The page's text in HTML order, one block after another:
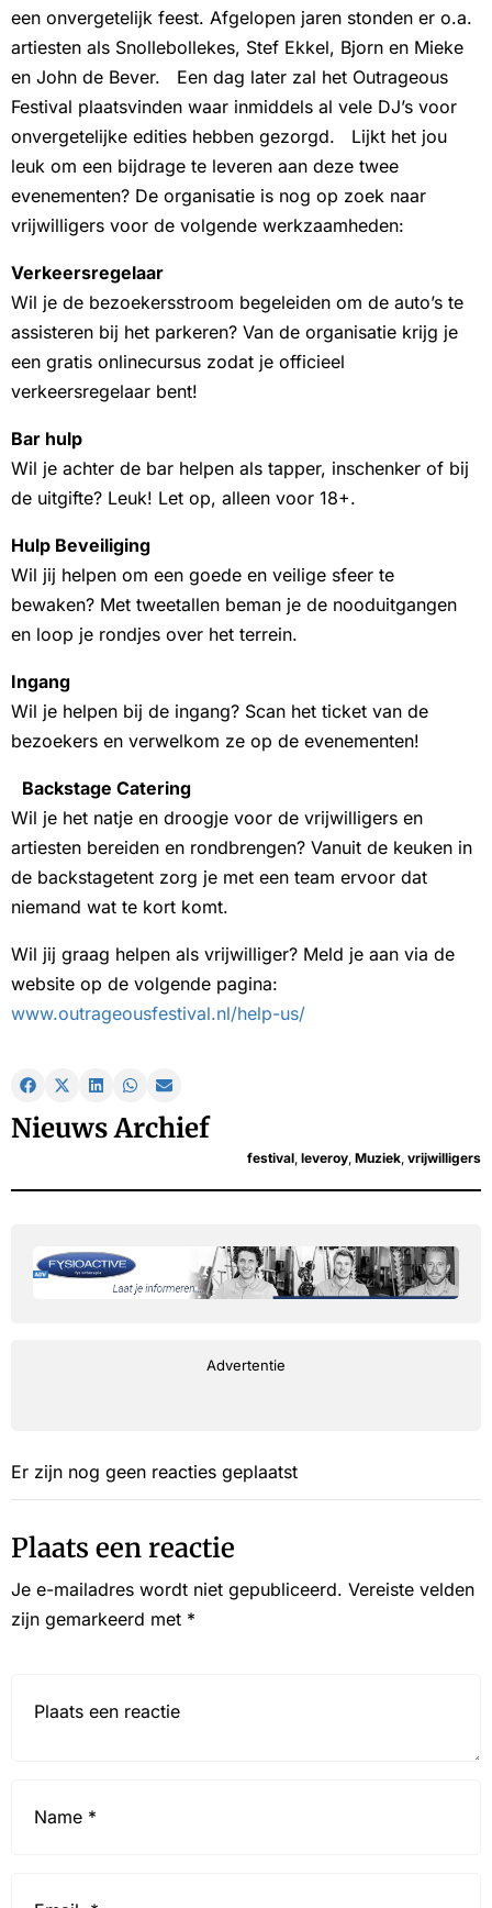
een onvergetelijk feest. Afgelopen jaren stonden er o.a.
artiesten als Snollebollekes, Stef Ekkel, Bjorn en Mieke
en John de Bever. Een dag later zal het Outrageous
Festival plaatsvinden waar inmiddels al vele DJ’s voor
onvergetelijke edities hebben gezorgd. Lijkt het jou
leuk om een bijdrage te leveren aan deze twee
evenementen? De organisatie is nog op zoek naar
vrijwilligers voor de volgende werkzaamheden:
Verkeersregelaar
Wil je de bezoekersstroom begeleiden om de auto’s te
assisteren bij het parkeren? Van de organisatie krijg je
een gratis onlinecursus zodat je officieel
verkeersregelaar bent!
Bar hulp
Wil je achter de bar helpen als tapper, inschenker of bij
de uitgifte? Leuk! Let op, alleen voor 18+.
Hulp Beveiliging
Wil jij helpen om een goede en veilige sfeer te
bewaken? Met tweetallen beman je de nooduitgangen
en loop je rondjes over het terrein.
Ingang
Wil je helpen bij de ingang? Scan het ticket van de
bezoekers en verwelkom ze op de evenementen!
Backstage Catering
Wil je het natje en droogje voor de vrijwilligers en
artiesten bereiden en rondbrengen? Vanuit de keuken in
de backstagetent zorg je met een team ervoor dat
niemand wat te kort komt.
Wil jij graag helpen als vrijwilliger? Meld je aan via de
website op de volgende pagina:
www.outrageousfestival.nl/help-us/
Nieuws Archief
festival, leveroy, Muziek, vrijwilligers
Advertentie
Er zijn nog geen reacties geplaatst
Plaats een reactie
Je e-mailadres wordt niet gepubliceerd. Vereiste velden
zijn gemarkeerd met *